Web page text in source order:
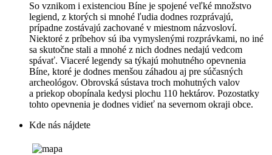
So vznikom i existenciou Bíne je spojené veľké množstvo
legiend, z ktorých si mnohé ľudia dodnes rozprávajú,
prípadne zostávajú zachované v miestnom názvosloví.
Niektoré z príbehov sú iba vymyslenými rozprávkami, no iné
sa skutočne stali a mnohé z nich dodnes nedajú vedcom
spávať. Viaceré legendy sa týkajú mohutného opevnenia
Bíne, ktoré je dodnes menšou záhadou aj pre súčasných
archeológov. Obrovská sústava troch mohutných valov
a priekop obopínala kedysi plochu 110 hektárov. Pozostatky
tohto opevnenia je dodnes vidieť na severnom okraji obce.
Kde nás nájdete